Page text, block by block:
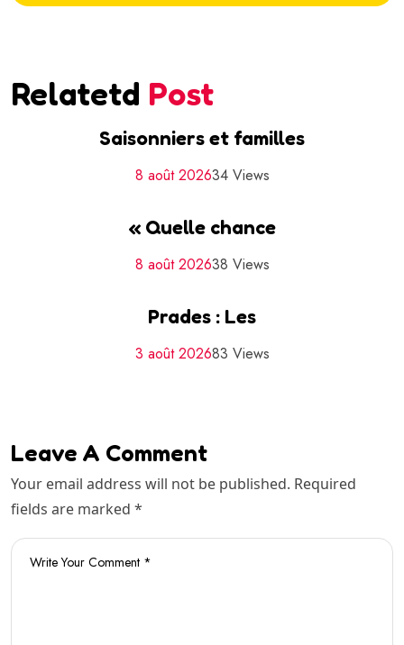
Relatetd Post
Saisonniers et familles
8 août 202634 Views
« Quelle chance
8 août 202638 Views
Prades : Les
3 août 202683 Views
Leave A Comment
Your email address will not be published. Required
fields are marked *